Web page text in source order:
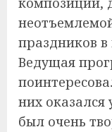
праздников
Ведущая
них оказался
был очень